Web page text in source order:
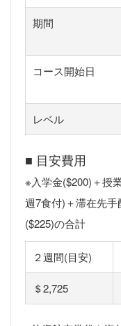
期間
コース開始日
レベル
■ 目安費用
※入学金($200)＋授
週7食付)＋滞在先
($225)の合計
２週間(目安)
＄2,725